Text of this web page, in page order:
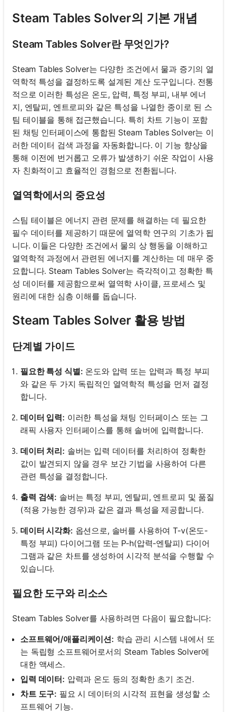
Steam Tables Solver의 기본 개념
Steam Tables Solver란 무엇인가?
Steam Tables Solver는 다양한 조건에서 물과 증기의 열
역학적 특성을 결정하도록 설계된 계산 도구입니다. 전통
적으로 이러한 특성은 온도, 압력, 특정 부피, 내부 에너
지, 엔탈피, 엔트로피와 같은 특성을 나열한 종이로 된 스
팀 테이블을 통해 접근했습니다. 특히 차트 기능이 포함
된 채팅 인터페이스에 통합된 Steam Tables Solver는 이
러한 데이터 검색 과정을 자동화합니다. 이 기능 향상을
통해 이전에 번거롭고 오류가 발생하기 쉬운 작업이 사용
자 친화적이고 효율적인 경험으로 전환됩니다.
열역학에서의 중요성
스팀 테이블은 에너지 관련 문제를 해결하는 데 필요한
필수 데이터를 제공하기 때문에 열역학 연구의 기초가 됩
니다. 이들은 다양한 조건에서 물의 상 행동을 이해하고
열역학적 과정에서 관련된 에너지를 계산하는 데 매우 중
요합니다. Steam Tables Solver는 즉각적이고 정확한 특
성 데이터를 제공함으로써 열역학 사이클, 프로세스 및
원리에 대한 심층 이해를 돕습니다.
Steam Tables Solver 활용 방법
단계별 가이드
필요한 특성 식별: 온도와 압력 또는 압력과 특정 부피
와 같은 두 가지 독립적인 열역학적 특성을 먼저 결정
합니다.
데이터 입력: 이러한 특성을 채팅 인터페이스 또는 그
래픽 사용자 인터페이스를 통해 솔버에 입력합니다.
데이터 처리: 솔버는 입력 데이터를 처리하여 정확한
값이 발견되지 않을 경우 보간 기법을 사용하여 다른
관련 특성을 결정합니다.
출력 검색: 솔버는 특정 부피, 엔탈피, 엔트로피 및 품질
(적용 가능한 경우)과 같은 결과 특성을 제공합니다.
데이터 시각화: 옵션으로, 솔버를 사용하여 T-v(온도-
특정 부피) 다이어그램 또는 P-h(압력-엔탈피) 다이어
그램과 같은 차트를 생성하여 시각적 분석을 수행할 수
있습니다.
필요한 도구와 리소스
Steam Tables Solver를 사용하려면 다음이 필요합니다:
소프트웨어/애플리케이션: 학습 관리 시스템 내에서 또
는 독립형 소프트웨어로서의 Steam Tables Solver에
대한 액세스.
입력 데이터: 압력과 온도 등의 정확한 초기 조건.
차트 도구: 필요 시 데이터의 시각적 표현을 생성할 소
프트웨어 기능.